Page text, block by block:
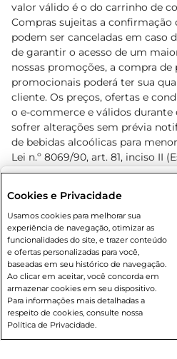
Rio de Janeiro (RJ) Goiás
Ou
Caso queira comprar online,
suas compras:
Entrega em casa
valor válido é o do carrinho de
Compras sujeitas a confirmação
podem ser canceladas em caso
de garantir o acesso de um
nossas promoções, a compra
promocionais poderá ter sua
cliente. Os preços, ofertas e
o e-commerce e válidos durante
sofrer alterações sem prévia
de bebidas alcoólicas para
Lei n.º 8069/90, art. 81, inciso II
Adolescente). Preços e
prévio. O valor mínimo para as
80,00.
© 2026 Copyright.
reservados
Cookies e Privacidade
Usamos cookies para melhorar sua
experiência de navegação, otimizar as
funcionalidades do site, e trazer conteúdo
e ofertas personalizadas para você,
baseadas em seu histórico de navegação.
Ao clicar em aceitar, você concorda em
armazenar cookies em seu dispositivo.
Para informações mais detalhadas a
respeito de cookies, consulte nossa
Política de Privacidade.